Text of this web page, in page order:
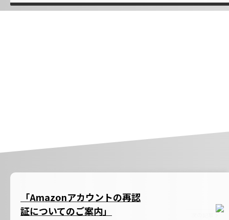
「Amazonアカウントの再認
証についてのご案内」
前の記事